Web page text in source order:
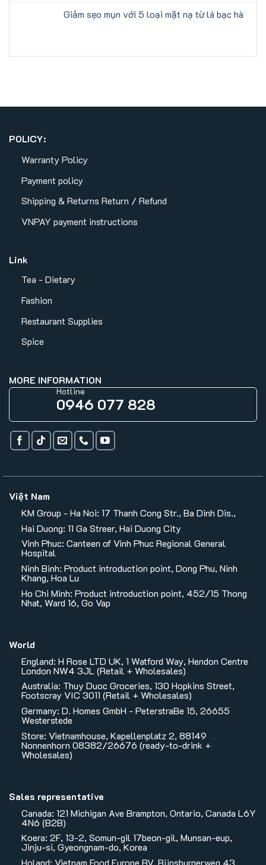
Giảm sẹo mụn với 5 loại mặt nạ từ lá bạc hà
POLICY:
Warranty Policy
Payment policy
Shipping & Returns Return / Refund
VNPAY payment instructions
Link
Tea - Dietary
Fashion
Restaurant Supplies
Spice
MORE INFORMATION
Hotline
0946 077 828
Việt Nam
KM Group - Ha Noi: 17 Thanh Cong Str., Ba Dinh Dis.,
Hai Duong: 11 Ga Streer, Hai Duong City
Vinh Phuc: Canteen of Vinh Phuc Regional General
Hospital
Ninh Binh: Product introduction point, Dong Phu, Ninh
Khang, Hoa Lu
Ho Chi Minh: Product introduction point, 452/15 Thong
Nhat, Ward 16, Go Vap
World
England: H Rose LTD UK, 1 Watford Way, Hendon Centre
London NW4 3JL (Retail + Wholesales)
Australia: Thuy Duoc Groceries, 130 Hopkins Street,
Footscray VIC 3011 (Retail + Wholesales)
Germany: D. Homes GmbH - PeterstraBe 15, 26655
Westerstede
Store: Vietnamhouse, Kapellenplatz 2, 88149
Nonnenhorn 08382/26676 (ready-to-drink +
Wholesales)
Sales representative
Canada: 121 Michigan Ave Brampton, Ontario, Canada L6Y
4N6 (B2B)
Koera: 2F, 13-2, Somun-gil 17beon-gil, Munsan-eup,
Jinju-si, Gyeongnam-do, Korea
Holand: Vietnam Food Europe BV, Rijnsburgerweg 43,